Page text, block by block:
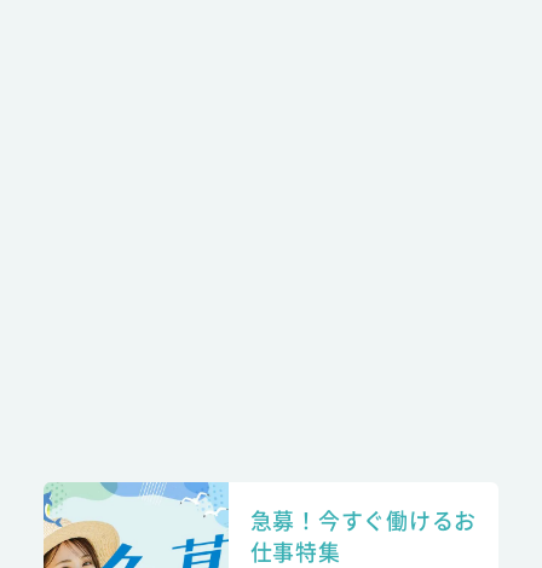
急募！今すぐ働けるお
仕事特集